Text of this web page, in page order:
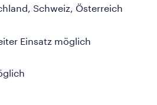
Schweiz, Österreich
Einsatz möglich